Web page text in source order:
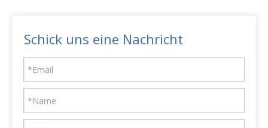
Schick uns eine Nachricht